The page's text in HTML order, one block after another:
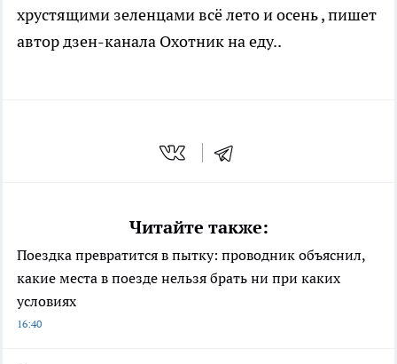
хрустящими зеленцами всё лето и осень, пишет
автор дзен-канала Охотник на еду..
Читайте также:
Поездка превратится в пытку: проводник объяснил,
какие места в поезде нельзя брать ни при каких
условиях
16:40